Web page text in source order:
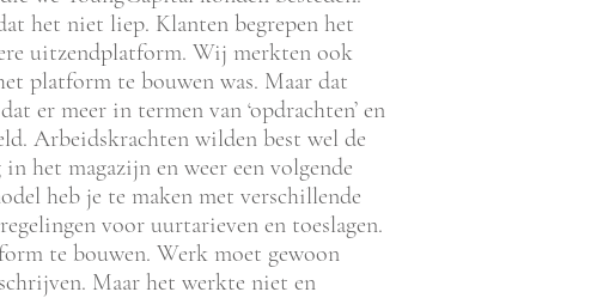
het niet liep. Klanten begrepen het
uitzendplatform. Wij merkten ook
platform te bouwen was. Maar dat
er meer in termen van ‘opdrachten’ en
Arbeidskrachten wilden best wel de
het magazijn en weer een volgende
heb je te maken met verschillende
voor uurtarieven en toeslagen.
te bouwen. Werk moet gewoon
Maar het werkte niet en